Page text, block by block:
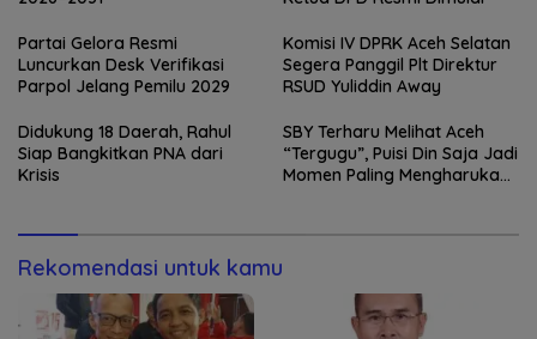
Partai Gelora Resmi
Luncurkan Desk Verifikasi
Parpol Jelang Pemilu 2029
Komisi IV DPRK Aceh Selatan
Segera Panggil Plt Direktur
RSUD Yuliddin Away
Didukung 18 Daerah, Rahul
Siap Bangkitkan PNA dari
Krisis
SBY Terharu Melihat Aceh
“Tergugu”, Puisi Din Saja Jadi
Momen Paling Mengharukan
Rekomendasi untuk kamu